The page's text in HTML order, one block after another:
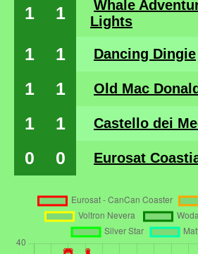
1 1
Whale
Lights
1 1 Dancing Dingie
1 1 Old Mac
1 1 Castello dei
0 0 Eurosat